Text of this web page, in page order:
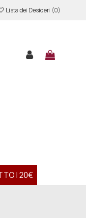
Lista dei Desideri (0)
I 20€